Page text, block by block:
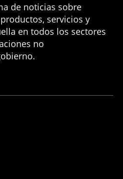
de noticias sobre
servicios y
en todos los sectores
no